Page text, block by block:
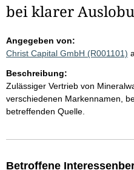
bei klarer
Angegeben von:
Christ Capital GmbH (R001101)
Beschreibung:
Zulässiger Vertrieb von
verschiedenen Markennamen,
betreffenden Quelle.
Betroffene